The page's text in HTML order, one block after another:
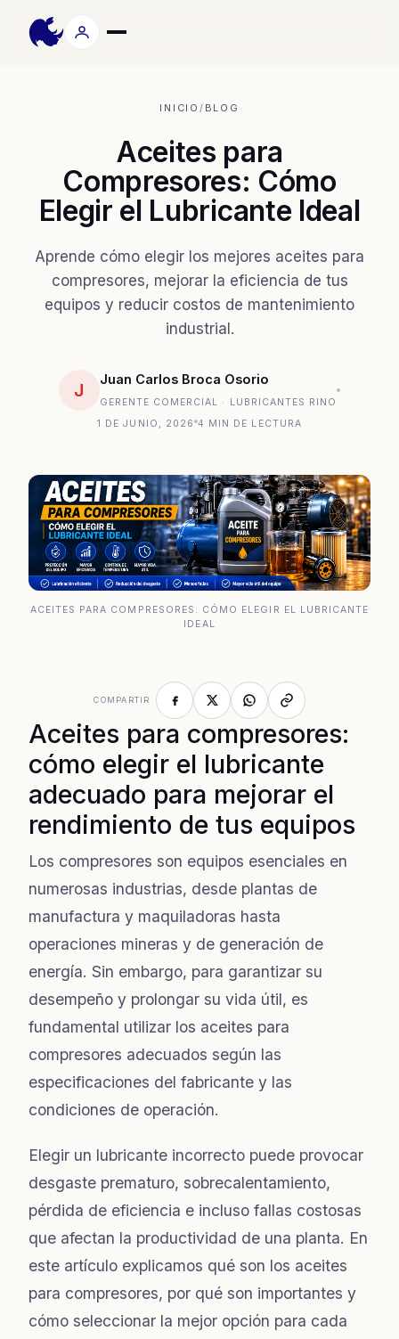
INICIO / BLOG
Aceites para
Compresores: Cómo
Elegir el Lubricante Ideal
Aprende cómo elegir los mejores aceites para
compresores, mejorar la eficiencia de tus
equipos y reducir costos de mantenimiento
industrial.
J
Juan Carlos Broca Osorio
GERENTE COMERCIAL · LUBRICANTES RINO
1 DE JUNIO, 2026 4 MIN DE LECTURA
ACEITES PARA COMPRESORES: CÓMO ELEGIR EL LUBRICANTE
IDEAL
COMPARTIR
Aceites para compresores:
cómo elegir el lubricante
adecuado para mejorar el
rendimiento de tus equipos
Los compresores son equipos esenciales en
numerosas industrias, desde plantas de
manufactura y maquiladoras hasta
operaciones mineras y de generación de
energía. Sin embargo, para garantizar su
desempeño y prolongar su vida útil, es
fundamental utilizar los aceites para
compresores adecuados según las
especificaciones del fabricante y las
condiciones de operación.
Elegir un lubricante incorrecto puede provocar
desgaste prematuro, sobrecalentamiento,
pérdida de eficiencia e incluso fallas costosas
que afectan la productividad de una planta. En
este artículo explicamos qué son los aceites
para compresores, por qué son importantes y
cómo seleccionar la mejor opción para cada